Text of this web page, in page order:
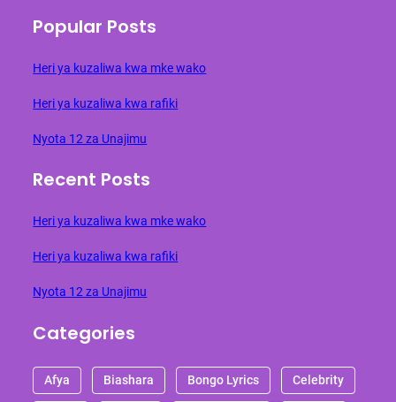
Popular Posts
Heri ya kuzaliwa kwa mke wako
Heri ya kuzaliwa kwa rafiki
Nyota 12 za Unajimu
Recent Posts
Heri ya kuzaliwa kwa mke wako
Heri ya kuzaliwa kwa rafiki
Nyota 12 za Unajimu
Categories
Afya Biashara Bongo Lyrics Celebrity